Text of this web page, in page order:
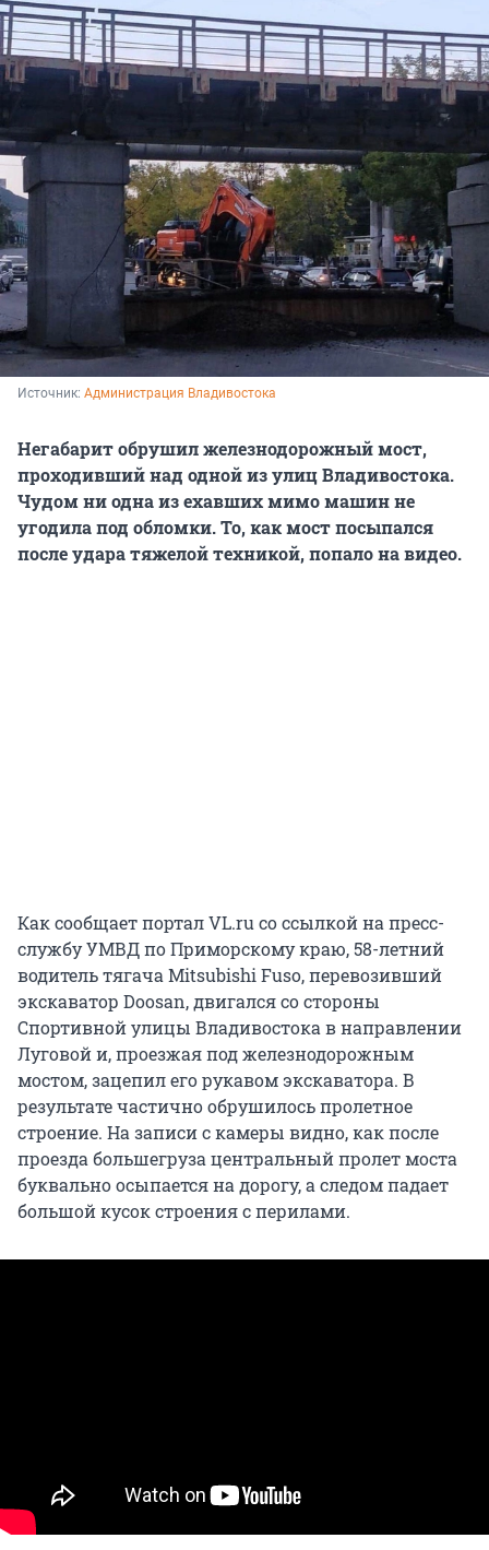
Источник: Администрация Владивостока
Негабарит обрушил железнодорожный мост,
проходивший над одной из улиц Владивостока.
Чудом ни одна из ехавших мимо машин не
угодила под обломки. То, как мост посыпался
после удара тяжелой техникой, попало на видео.
Как сообщает портал VL.ru со ссылкой на пресс-
службу УМВД по Приморскому краю, 58-летний
водитель тягача Mitsubishi Fuso, перевозивший
экскаватор Doosan, двигался со стороны
Спортивной улицы Владивостока в направлении
Луговой и, проезжая под железнодорожным
мостом, зацепил его рукавом экскаватора. В
результате частично обрушилось пролетное
строение. На записи с камеры видно, как после
проезда большегруза центральный пролет моста
буквально осыпается на дорогу, а следом падает
большой кусок строения с перилами.